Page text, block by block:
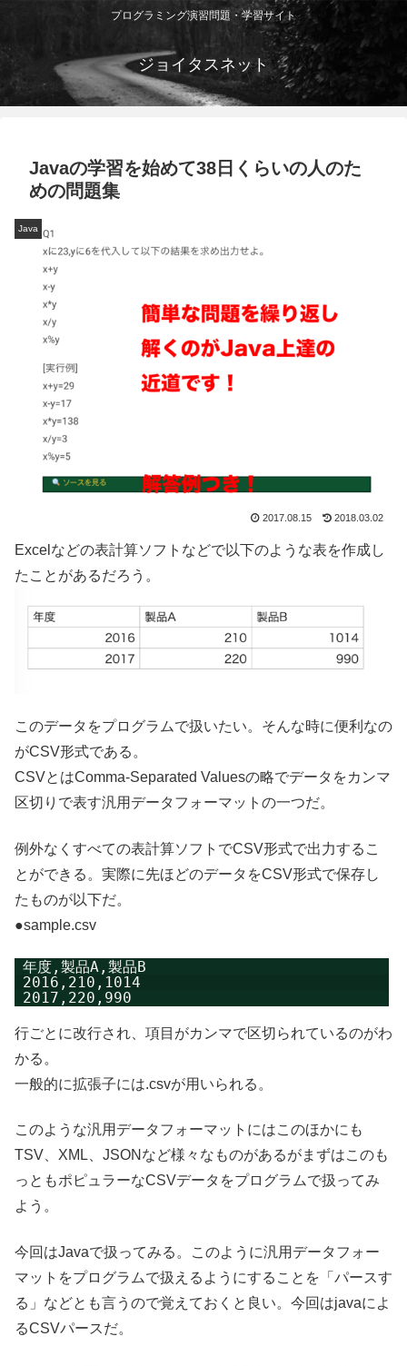
プログラミング演習問題・学習サイト
ジョイタスネット
Javaの学習を始めて38日くらいの人のた
めの問題集
Java
2017.08.15 2018.03.02
Excelなどの表計算ソフトなどで以下のような表を作成し
たことがあるだろう。
このデータをプログラムで扱いたい。そんな時に便利なの
がCSV形式である。
CSVとはComma-Separated Valuesの略でデータをカンマ
区切りで表す汎用データフォーマットの一つだ。
例外なくすべての表計算ソフトでCSV形式で出力するこ
とができる。実際に先ほどのデータをCSV形式で保存し
たものが以下だ。
●sample.csv
年度,製品A,製品B
2016,210,1014
2017,220,990
行ごとに改行され、項目がカンマで区切られているのがわ
かる。
一般的に拡張子には.csvが用いられる。
このような汎用データフォーマットにはこのほかにも
TSV、XML、JSONなど様々なものがあるがまずはこのも
っともポピュラーなCSVデータをプログラムで扱ってみ
よう。
今回はJavaで扱ってみる。このように汎用データフォー
マットをプログラムで扱えるようにすることを「パースす
る」などとも言うので覚えておくと良い。今回はjavaによ
るCSVパースだ。